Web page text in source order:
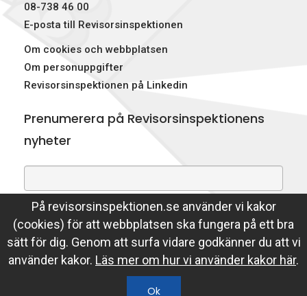
På revisorsinspektionen.se använder vi kakor
(cookies) för att webbplatsen ska fungera på ett bra
sätt för dig. Genom att surfa vidare godkänner du att vi
använder kakor. Läs mer om hur vi använder kakor här.
08-738 46 00
E-posta till Revisorsinspektionen
Om cookies och webbplatsen
Om personuppgifter
Revisorsinspektionen på Linkedin
Prenumerera på Revisorsinspektionens
nyheter
Genom att prenumerera på nyheter godkänner du att
Revisorsinspektionen lagrar din e-postadress.
Läs mer